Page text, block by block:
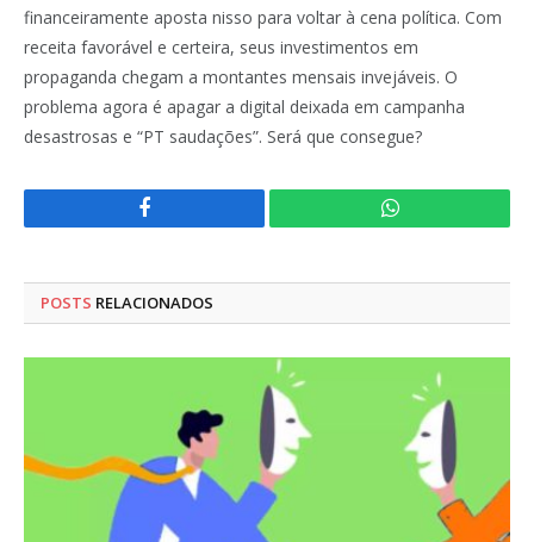
financeiramente aposta nisso para voltar à cena política. Com
receita favorável e certeira, seus investimentos em
propaganda chegam a montantes mensais invejáveis. O
problema agora é apagar a digital deixada em campanha
desastrosas e “PT saudações”. Será que consegue?
Facebook WhatsApp
POSTS RELACIONADOS